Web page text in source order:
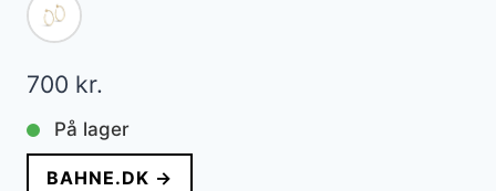
700 kr.
På lager
BAHNE.DK →